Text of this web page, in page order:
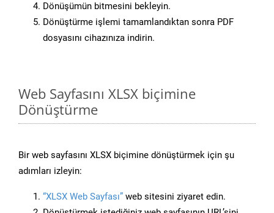
Dönüşümün bitmesini bekleyin.
Dönüştürme işlemi tamamlandıktan sonra PDF
dosyasını cihazınıza indirin.
Web Sayfasını XLSX biçimine
Dönüştürme
Bir web sayfasını XLSX biçimine dönüştürmek için şu
adımları izleyin:
“XLSX Web Sayfası” web sitesini ziyaret edin.